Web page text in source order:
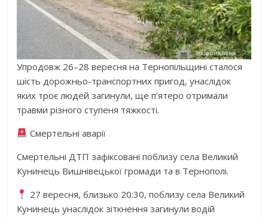
Упродовж 26–28 вересня на Тернопільщині сталося
шість дорожньо-транспортних пригод, унаслідок
яких троє людей загинули, ще п’ятеро отримали
травми різного ступеня тяжкості.
Смертельні аварії
Смертельні ДТП зафіксовані поблизу села Великий
Кунинець Вишнівецької громади та в Тернополі.
27 вересня, близько 20:30, поблизу села Великий
Кунинець унаслідок зіткнення загинули водій